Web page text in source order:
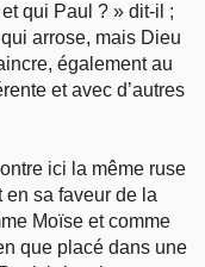
qui Paul ? » dit-il ;
arrose, mais Dieu
également au
et avec d’autres
ici la même ruse
en sa faveur de la
Moïse et comme
que placé dans une